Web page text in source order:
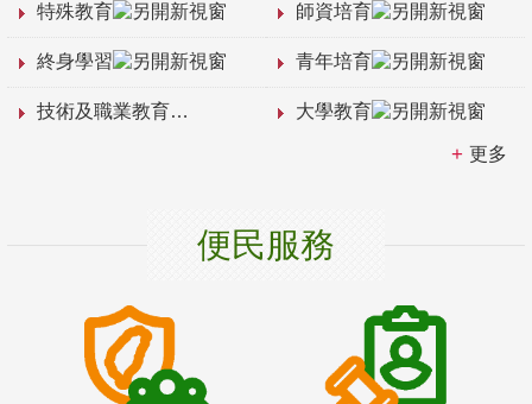
特殊教育 師資培育
終身學習 青年培育
技術及職業教育 大學教育
更多
便民服務